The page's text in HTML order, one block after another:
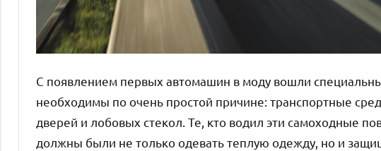
С появлением первых автомашин в моду вошли
необходимы по очень простой причине: транспортные
дверей и лобовых стекол. Те, кто водил эти самоходные
должны были не только одевать теплую одежду, но и